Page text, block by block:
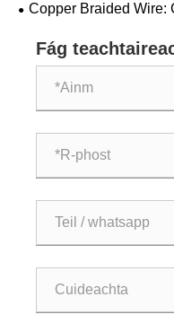
Copper Braided Wire:
Fág